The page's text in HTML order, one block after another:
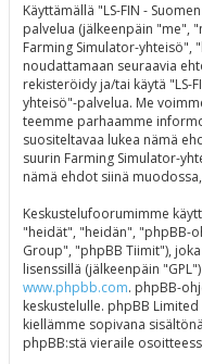
Käyttämällä "LS-FIN -
palvelua (jälkeenpäin "me",
Farming Simulator-
noudattamaan seuraavia
rekisteröidy ja/tai käytä "LS-
yhteisö"-palvelua. Me
teemme parhaamme
suositeltavaa lukea nämä
suurin Farming Simulator-
nämä ehdot siinä
Keskustelufoorumimme
"heidät", "heidän", "phpBB-
Group", "phpBB Tiimit"),
lisenssillä (jälkeenpäin
www.phpbb.com. phpBB-
keskustelulle. phpBB
kiellämme sopivana
phpBB:stä vieraile